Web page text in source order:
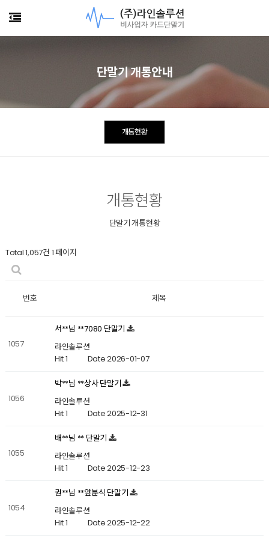
개통현황
단말기 개통안내
개통현황
단말기 개통현황
Total 1,057건 1 페이지
번호 제목
1057
서**님 **7080 단말기
라인솔루션
Hit 1 Date 2026-01-07
1056
박**님 **상사 단말기
라인솔루션
Hit 1 Date 2025-12-31
1055
배**님 ** 단말기
라인솔루션
Hit 1 Date 2025-12-23
1054
권**님 **앞분식 단말기
라인솔루션
Hit 1 Date 2025-12-22